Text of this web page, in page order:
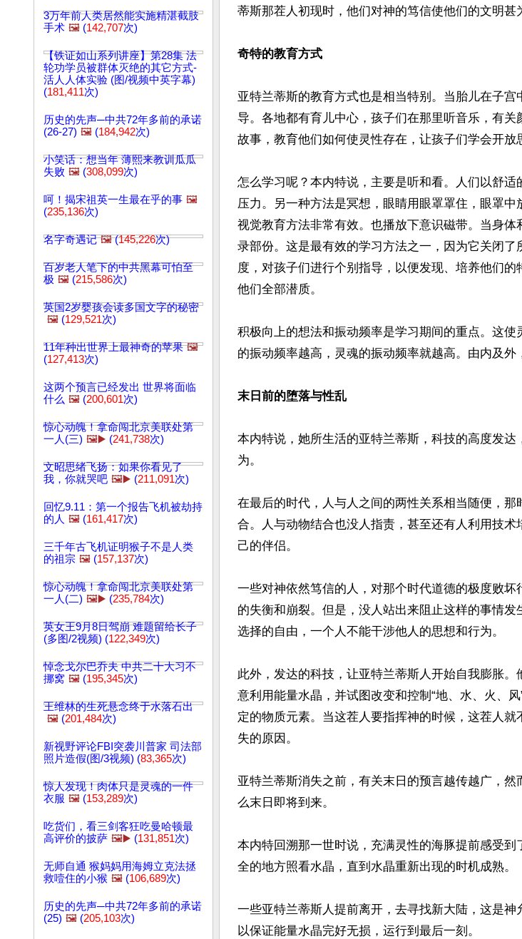
3万年前人类居然能实施精湛截肢
手术 🖼️ (142,707次)
【铁证如山系列讲座】第28集 法
轮功学员被群体灭绝的其它方式-
活人人体实验 (图/视频中英字幕)
(181,411次)
历史的先声─中共72年多前的承诺
(26-27) 🖼️ (184,942次)
小笑话：想当年 薄熙来教训瓜瓜
失败 🖼️ (308,099次)
呵！揭宋祖英一生最在乎的事 🖼️
(235,136次)
名字奇遇记 🖼️(145,226次)
百岁老人笔下的中共黑幕可怕至
极 🖼️ (215,586次)
英国2岁婴孩会读多国文字的秘密
🖼️ (129,521次)
11年种出世界上最神奇的苹果 🖼️
(127,413次)
这两个预言已经发出 世界将面临
什么 🖼️ (200,601次)
惊心动魄！拿命闯北京美联处第
一人(三) 🖼️▶️ (241,738次)
文昭思绪飞扬：如果你看见了
我，你就哭吧 🖼️▶️ (211,091次)
回忆9.11：第一个报告飞机被劫持
的人 🖼️ (161,417次)
三千年古飞机证明猴子不是人类
的祖宗 🖼️ (157,137次)
惊心动魄！拿命闯北京美联处第
一人(二) 🖼️▶️ (235,784次)
英女王9月8日驾崩 难题留给长子
(多图/2视频) (122,349次)
悼念戈尔巴乔夫 中共二十大习不
挪窝 🖼️ (195,345次)
王维林的生死悬念终于水落石出
🖼️ (201,484次)
新视野评论FBI突袭川普家 司法部
照片造假(图/3视频) (83,365次)
惊人发现！肉体只是灵魂的一件
衣服 🖼️ (153,289次)
吃货们，看三剑客狂吃曼哈顿最
高评价的披萨 🖼️▶️ (131,851次)
无师自通 猴妈妈用海姆立克法拯
救噎住的小猴 🖼️ (106,689次)
历史的先声─中共72年多前的承诺
(25) 🖼️ (205,103次)
蒂斯那茬人初现时，他们对神的笃信使他们的文明甚
奇特的教育方式
亚特兰蒂斯的教育方式也是相当特别。当胎儿在子
导。各地都有育儿中心，孩子们在那里听音乐，有
故事，教育他们如何使灵性存在，让孩子们学会开放
怎么学习呢？本内特说，主要是听和看。人们以舒适
压力。另一种方法是冥想，眼睛用眼罩罩住，眼罩
视觉教育方法非常有效。也播放下意识磁带。当身
录部份。这是最有效的学习方法之一，因为它关闭
度，对孩子们进行个别指导，以便发现、培养他们
他们全部潜质。
积极向上的想法和振动频率是学习期间的重点。这
的振动频率越高，灵魂的振动频率就越高。由内及外
末日前的堕落与性乱
本内特说，她所生活的亚特兰蒂斯，科技的高度发
为。
在最后的时代，人与人之间的两性关系相当随便，
合。人与动物结合也没人指责，甚至还有人利用技
己的伴侣。
一些对神依然笃信的人，对那个时代道德的极度败
的失衡和崩裂。但是，没人站出来阻止这样的事情
选择的自由，一个人不能干涉他人的思想和行为。
此外，发达的科技，让亚特兰蒂斯人开始自我膨胀
意利用能量水晶，并试图改变和控制“地、水、火、
定的物质元素。当这茬人要指挥神的时候，这茬人
失的原因。
亚特兰蒂斯消失之前，有关末日的预言越传越广，
么末日即将到来。
本内特回溯那一世时说，充满灵性的海豚提前感受
全的地方照看水晶，直到水晶重新出现的时机成熟。
一些亚特兰蒂斯人提前离开，去寻找新大陆，这是神
以保证能量水晶完好无损，运行到最后一刻。